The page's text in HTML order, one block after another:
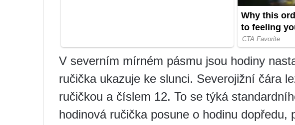
V severním mírném pásmu jsou hodiny
ručička ukazuje ke slunci. Severojižní čára
ručičkou a číslem 12. To se týká
hodinová ručička posune o hodinu dopředu,